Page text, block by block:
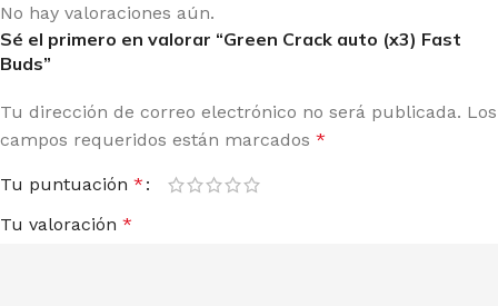
No hay valoraciones aún.
Sé el primero en valorar “Green Crack auto (x3) Fast
Buds”
Tu dirección de correo electrónico no será publicada. Los
campos requeridos están marcados *
Tu puntuación *
Tu valoración *